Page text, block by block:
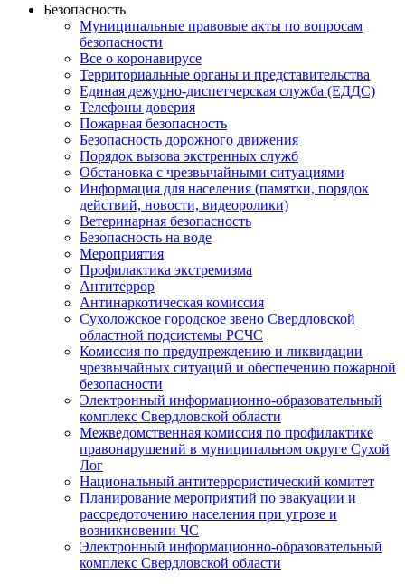
Безопасность
Муниципальные правовые акты по вопросам
безопасности
Все о коронавирусе
Территориальные органы и представительства
Единая дежурно-диспетчерская служба (ЕДДС)
Телефоны доверия
Пожарная безопасность
Безопасность дорожного движения
Порядок вызова экстренных служб
Обстановка с чрезвычайными ситуациями
Информация для населения (памятки, порядок
действий, новости, видеоролики)
Ветеринарная безопасность
Безопасность на воде
Мероприятия
Профилактика экстремизма
Антитеррор
Антинаркотическая комиссия
Сухоложское городское звено Свердловской
областной подсистемы РСЧС
Комиссия по предупреждению и ликвидации
чрезвычайных ситуаций и обеспечению пожарной
безопасности
Электронный информационно-образовательный
комплекс Cвердловской области
Межведомственная комиссия по профилактике
правонарушений в муниципальном округе Сухой
Лог
Национальный антитеррористический комитет
Планирование мероприятий по эвакуации и
рассредоточению населения при угрозе и
возникновении ЧС
Электронный информационно-образовательный
комплекс Свердловской области